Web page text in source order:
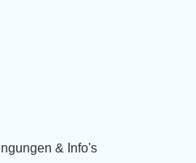
& Info's